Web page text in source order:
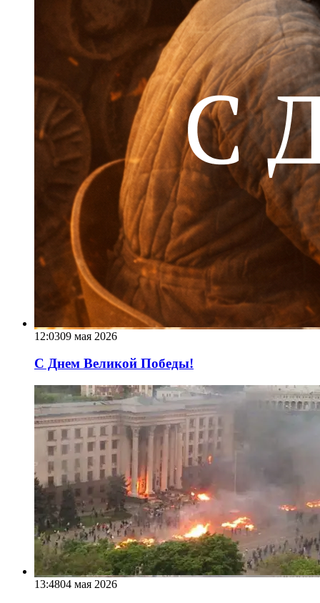
12:0309 мая 2026
С Днем Великой Победы!
13:4804 мая 2026